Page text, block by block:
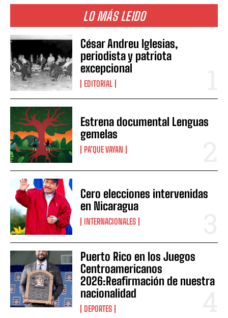
LO MÁS LEIDO
César Andreu Iglesias,
periodista y patriota
excepcional
EDITORIAL
Estrena documental Lenguas
gemelas
PA’QUE VAYAN
Cero elecciones intervenidas
en Nicaragua
INTERNACIONALES
Puerto Rico en los Juegos
Centroamericanos
2026:Reafirmación de nuestra
nacionalidad
DEPORTES